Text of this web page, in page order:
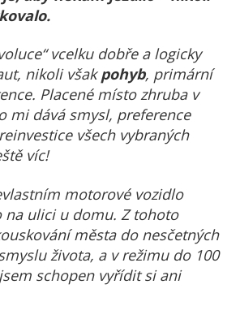
vcelku dobře a logicky
nikoli všakpohyb, primární
Placené místo zhruba v
mi dává smysl, preference
všech vybraných
víc!
motorové vozidlo
na ulici u domu. Z tohoto
města do nesčetných
života, a v režimu do 100
schopen vyřídit si ani